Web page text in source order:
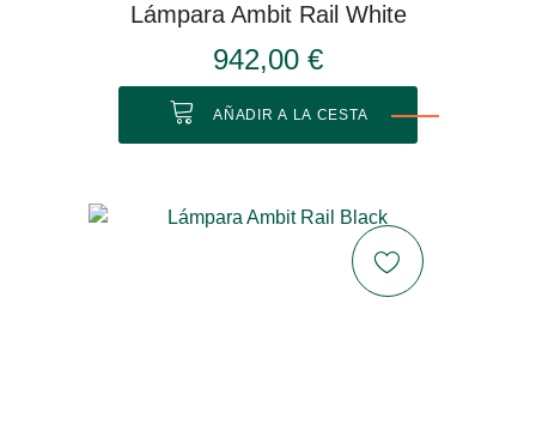
Lámpara Ambit Rail White
942,00 €
AÑADIR A LA CESTA